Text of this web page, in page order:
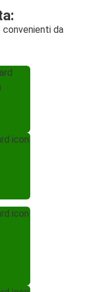
convenienti da